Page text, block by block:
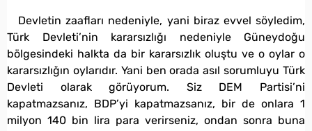
Devletin zaafları nedeniyle, yani biraz evvel söyledim,
Türk Devleti’nin kararsızlığı nedeniyle Güneydoğu
bölgesindeki halkta da bir kararsızlık oluştu ve o oylar o
kararsızlığın oylarıdır. Yani ben orada asıl sorumluyu Türk
Devleti olarak görüyorum. Siz DEM Partisi’ni
kapatmazsanız, BDP’yi kapatmazsanız, bir de onlara 1
milyon 140 bin lira para verirseniz, ondan sonra buna